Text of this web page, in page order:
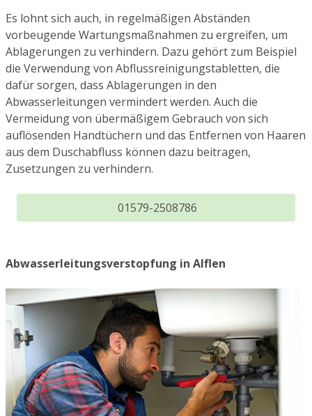
Es lohnt sich auch, in regelmäßigen Abständen
vorbeugende Wartungsmaßnahmen zu ergreifen, um
Ablagerungen zu verhindern. Dazu gehört zum Beispiel
die Verwendung von Abflussreinigungstabletten, die
dafür sorgen, dass Ablagerungen in den
Abwasserleitungen vermindert werden. Auch die
Vermeidung von übermäßigem Gebrauch von sich
auflösenden Handtüchern und das Entfernen von Haaren
aus dem Duschabfluss können dazu beitragen,
Zusetzungen zu verhindern.
01579-2508786
Abwasserleitungsverstopfung in Alflen